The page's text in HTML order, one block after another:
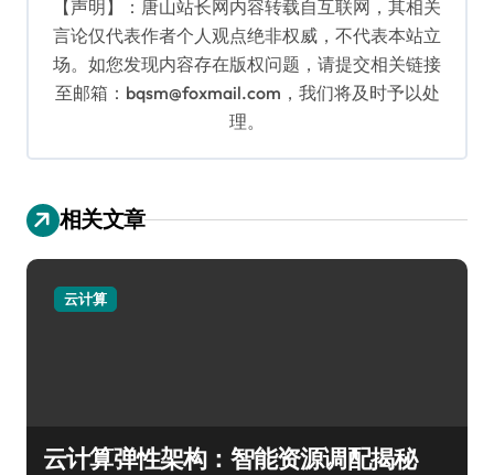
【声明】：唐山站长网内容转载自互联网，其相关
言论仅代表作者个人观点绝非权威，不代表本站立
场。如您发现内容存在版权问题，请提交相关链接
至邮箱：bqsm@foxmail.com，我们将及时予以处
理。
相关文章
云计算
云计算弹性架构：智能资源调配揭秘